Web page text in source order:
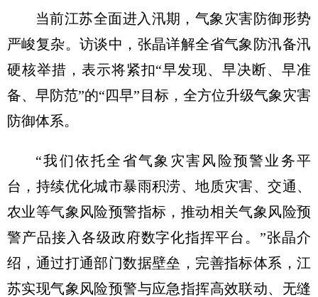
当前江苏全面进入汛期，气象灾害防御形势
严峻复杂。访谈中，张晶详解全省气象防汛备汛
硬核举措，表示将紧扣“早发现、早决断、早准
备、早防范”的“四早”目标，全方位升级气象灾害
防御体系。
“我们依托全省气象灾害风险预警业务平
台，持续优化城市暴雨积涝、地质灾害、交通、
农业等气象风险预警指标，推动相关气象风险预
警产品接入各级政府数字化指挥平台。”张晶介
绍，通过打通部门数据壁垒，完善指标体系，江
苏实现气象风险预警与应急指挥高效联动、无缝